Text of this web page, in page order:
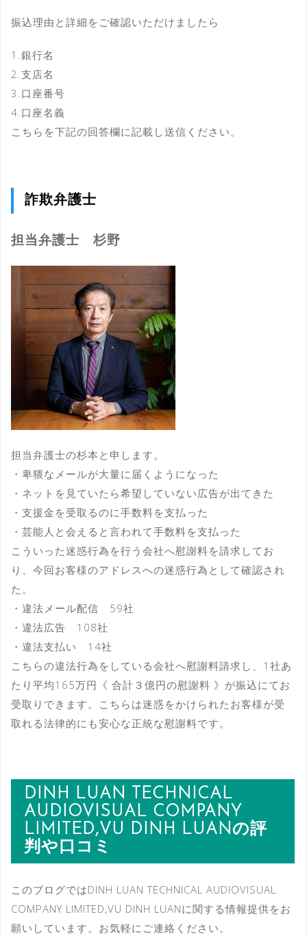
振込理由と詳細をご確認いただけましたら
1.銀行名
2.支店名
3.口座番号
4.口座名義
こちらを下記の回答欄に記載し送信ください。
詐欺弁護士
担当弁護士 杉野
担当弁護士の杉本と申します。
・卑猥なメールが大量に届くようになった
・ネットを見ていたら希望していない広告が出てきた
・支援金を受取るのに手数料を支払った
・芸能人と会えると言われて手数料を支払った
こういった迷惑行為を行う会社へ慰謝料を請求してお
り、今回お客様のアドレスへの迷惑行為として確認され
た。
・違法メール配信 59社
・違法広告 108社
・違法支払い 14社
こちらの違法行為をしている会社へ慰謝料請求し、1社あ
たり平均165万円《 合計３億円の慰謝料 》が振込にてお
受取りできます。こちらは迷惑をかけられたお客様が受
取れる法律的にも安心な正統な慰謝料です。
DINH LUAN TECHNICAL
AUDIOVISUAL COMPANY
LIMITED,VU DINH LUANの評
判や口コミ
このブログではDINH LUAN TECHNICAL AUDIOVISUAL
COMPANY LIMITED,VU DINH LUANに関する情報提供をお
願いしています。お気軽にご連絡ください。